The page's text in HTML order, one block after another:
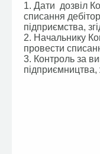
1. Дати дозвіл
списання
підприємства,
2. Начальнику
провести
3. Контроль за